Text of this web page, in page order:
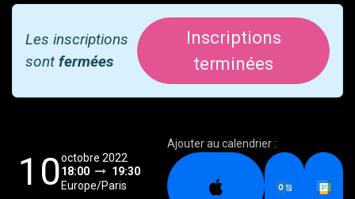
Les inscriptions
sont fermées
Inscriptions
terminées
10octobre 2022
18:00
19:30
Europe/Paris
Ajouter au calendrier :